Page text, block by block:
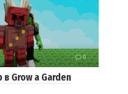
0
в Grow a Garden